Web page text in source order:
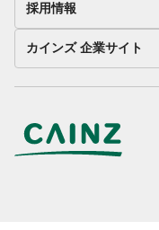
採用情報
カインズ 企業サイト